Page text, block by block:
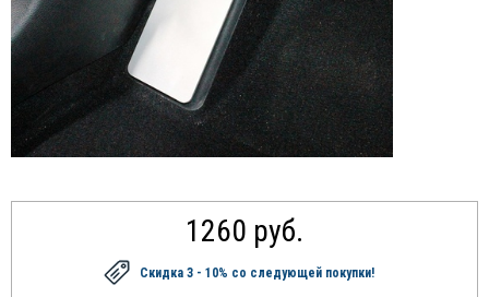
1260 руб.
Скидка 3 - 10% со следующей покупки!